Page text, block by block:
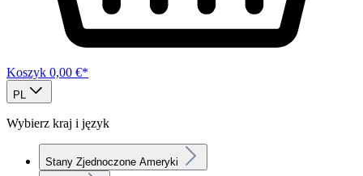
Koszyk 0,00 €*
PL
Wybierz kraj i język
Stany Zjednoczone Ameryki